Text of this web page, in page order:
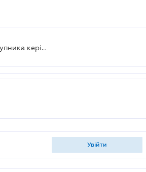
Президент звільнив Ростислава Шурму з посади заступника керівника Офісу Президента України
увійти